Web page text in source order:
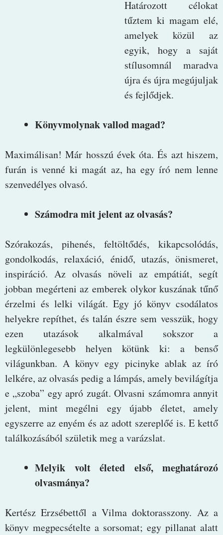
Határozott célokat
tűztem ki magam elé,
amelyek közül az
egyik, hogy a saját
stílusomnál maradva
újra és újra megújuljak
és fejlődjek.
Könyvmolynak vallod magad?
Maximálisan! Már hosszú évek óta. És azt hiszem,
furán is venné ki magát az, ha egy író nem lenne
szenvedélyes olvasó.
Számodra mit jelent az olvasás?
Szórakozás, pihenés, feltöltődés, kikapcsolódás,
gondolkodás, relaxáció, énidő, utazás, önismeret,
inspiráció. Az olvasás növeli az empátiát, segít
jobban megérteni az emberek olykor kuszának tűnő
érzelmi és lelki világát. Egy jó könyv csodálatos
helyekre repíthet, és talán észre sem vesszük, hogy
ezen utazások alkalmával sokszor a
legkülönlegesebb helyen kötünk ki: a benső
világunkban. A könyv egy picinyke ablak az író
lelkére, az olvasás pedig a lámpás, amely bevilágítja
e „szoba” egy apró zugát. Olvasni számomra annyit
jelent, mint megélni egy újabb életet, amely
egyszerre az enyém és az adott szereplőé is. E kettő
találkozásából születik meg a varázslat.
Melyik volt életed első, meghatározó
olvasmánya?
Kertész Erzsébettől a Vilma doktorasszony. Az a
könyv megpecsételte a sorsomat; egy pillanat alatt